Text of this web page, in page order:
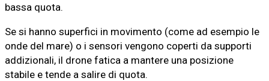
bassa quota.
Se si hanno superfici in movimento (come ad esempio le
onde del mare) o i sensori vengono coperti da supporti
addizionali, il drone fatica a mantere una posizione
stabile e tende a salire di quota.